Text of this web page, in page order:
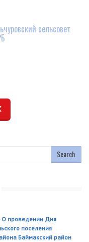
сельсовет
О проведении Дня
поселения
Баймакский район